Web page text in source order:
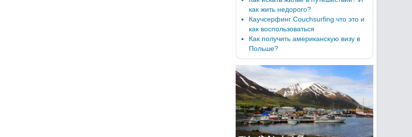
как жить недорого?
Каучсерфинг Couchsurfing что это и
как воспользоваться
Как получить американскую визу в
Польше?